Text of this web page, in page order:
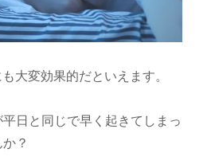
大変効果的だといえます。
平日と同じで早く起きてしまっ
？